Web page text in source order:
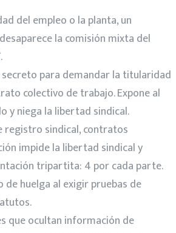
del empleo o la planta, un
la comisión mixta del
para demandar la titularidad
colectivo de trabajo. Expone al
y niega la libertad sindical.
registro sindical, contratos
impide la libertad sindical y
tripartita: 4 por cada parte.
de huelga al exigir pruebas de
que ocultan información de